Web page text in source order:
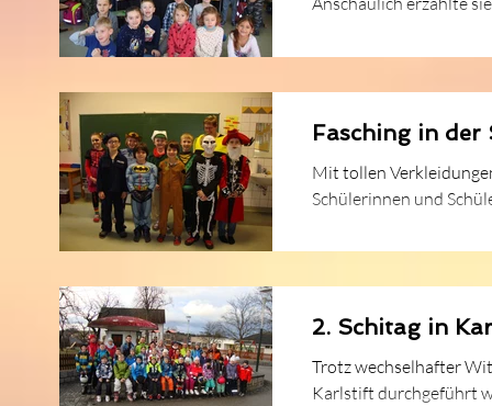
Fasching in der
Mit tollen
Schülerinnen und
2. Schitag in
Trotz wechselhafter
Karlstift durchgeführt